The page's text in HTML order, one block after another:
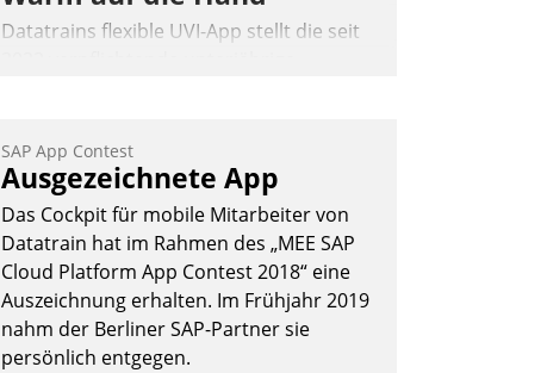
Datatrains flexible UVI-App stellt die seit
Die monatlichen Mitteilungen zum
Heizungs- und Wasserverbrauch gehen
automatisiert, vollständig und auf
Wunsch über mehrere zuvor festgelegte
Kommunikationswege bei den
Empfängern ein.
Nadja Hußmann
SAP App Contest
Ausgezeichnete App
Das Cockpit für mobile Mitarbeiter von
Datatrain hat im Rahmen des „MEE SAP
Cloud Platform App Contest 2018“ eine
Auszeichnung erhalten. Im Frühjahr 2019
nahm der Berliner SAP-Partner sie
persönlich entgegen.